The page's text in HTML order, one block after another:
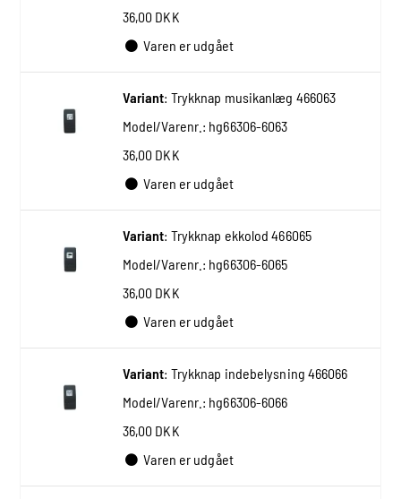
36,00 DKK
Varen er udgået
Variant: Trykknap musikanlæg 466063
Model/Varenr.: hg66306-6063
36,00 DKK
Varen er udgået
Variant: Trykknap ekkolod 466065
Model/Varenr.: hg66306-6065
36,00 DKK
Varen er udgået
Variant: Trykknap indebelysning 466066
Model/Varenr.: hg66306-6066
36,00 DKK
Varen er udgået